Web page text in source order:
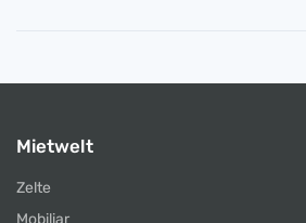
Mietwelt
Zelte
Mobiliar